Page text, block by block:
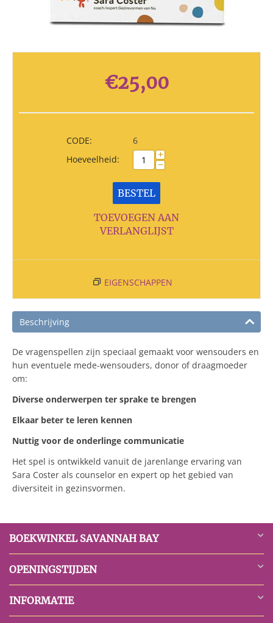
€25,00
CODE:
6
Hoeveelheid:
+
−
BESTEL
TOEVOEGEN AAN
VERLANGLIJST
EIGENSCHAPPEN
Beschrijving
De vragenspellen zijn speciaal gemaakt voor wensouders en
hun eventuele mede-wensouders, donor of draagmoeder
om:
Diverse onderwerpen ter sprake te brengen
Elkaar beter te leren kennen
Nuttig voor de onderlinge communicatie
Het spel is ontwikkeld vanuit de jarenlange ervaring van
Sara Coster als counselor en expert op het gebied van
diversiteit in gezinsvormen.
BOEKWINKEL SAVANNAH BAY
OPENINGSTIJDEN
INFORMATIE